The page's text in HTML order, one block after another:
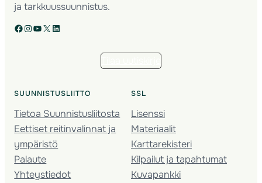
ja tarkkuussuunnistus.
Facebook Instagram YouTube X LinkedIn
SUUNNISTUSLIITTO
Tietoa Suunnistusliitosta
Eettiset reitinvalinnat ja
ympäristö
Palaute
Yhteystiedot
SSL
Lisenssi
Materiaalit
Karttarekisteri
Kilpailut ja tapahtumat
Kuvapankki